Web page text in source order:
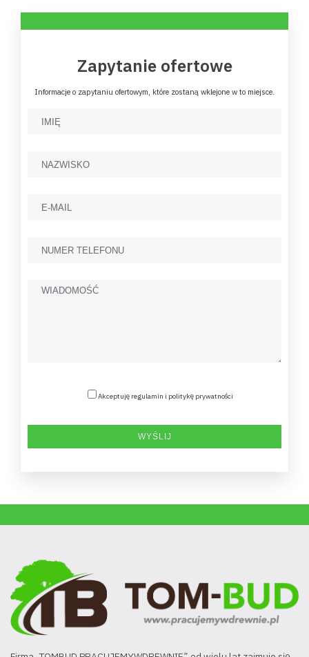
Zapytanie ofertowe
Informacje o zapytaniu ofertowym, które zostaną wklejone w to miejsce.
Akceptuję regulamin i politykę prywatności